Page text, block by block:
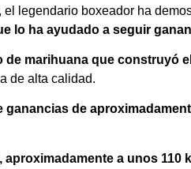
legendario boxeador ha
lo ha ayudado a seguir
marihuana que construyó
de alta calidad.
de
a unos